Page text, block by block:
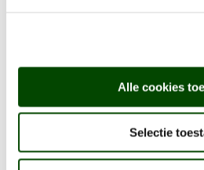
Alle cookies
Selectie
DOWNLOAD